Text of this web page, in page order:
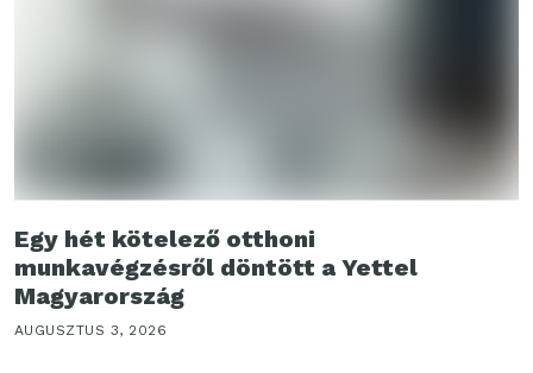
Egy hét kötelező otthoni
munkavégzésről döntött a Yettel
Magyarország
AUGUSZTUS 3, 2026